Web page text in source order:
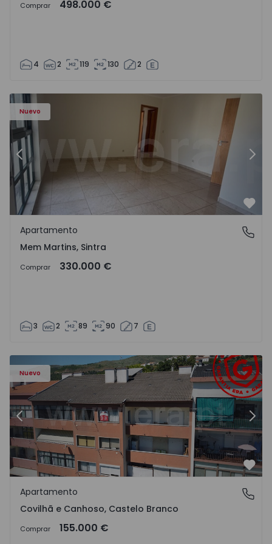
Comprar 498.000 €
4 2 119 130 2
Nuevo
- 15
Apartamento T3 Sintra, Algueirão-Mem Martins -
Anterior
Mem Martins, Sintra
Apartamento
Mem Martins, Sintra
Comprar 330.000 €
3 2 89 90 7
Nuevo
- 18
Apartamento T2 Covilhã, Covilhã e Canhoso - 1497806 -
Anterior
Covilhã e Canhoso, Castelo Branco
Apartamento
Covilhã e Canhoso, Castelo Branco
Comprar 155.000 €